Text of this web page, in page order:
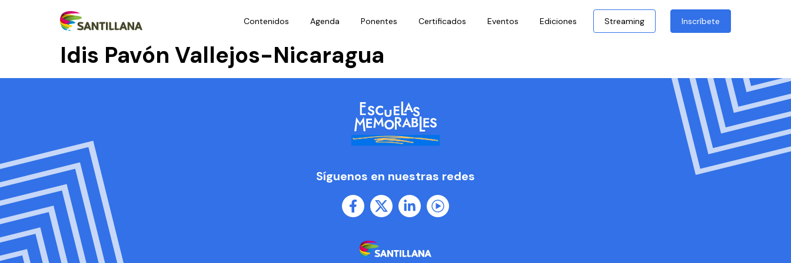
Contenidos Agenda Ponentes Certificados Eventos Ediciones Streaming Inscríbete
Idis Pavón Vallejos-Nicaragua
Síguenos en nuestras redes